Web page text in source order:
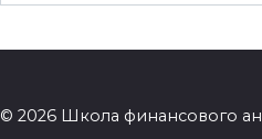
© 2026 Школа финансового